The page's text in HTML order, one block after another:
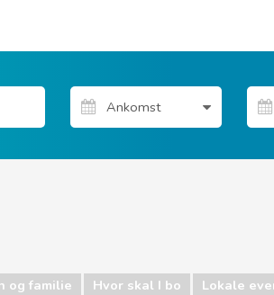
og familie Hvor skal I bo Lokale